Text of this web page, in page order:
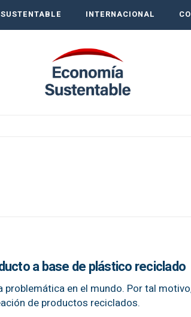
INTERNACIONAL
a base de plástico reciclado
en el mundo. Por tal
de productos reciclados.